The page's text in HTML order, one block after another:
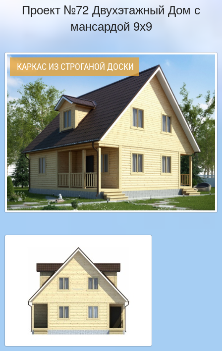
Проект №72 Двухэтажный Дом с
мансардой 9х9
КАРКАС ИЗ СТРОГАНОЙ ДОСКИ